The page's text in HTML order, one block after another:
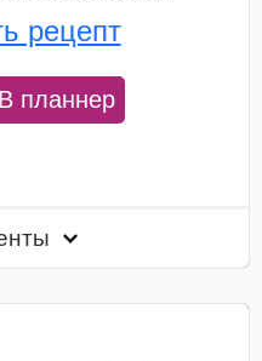
рецепт
В планнер